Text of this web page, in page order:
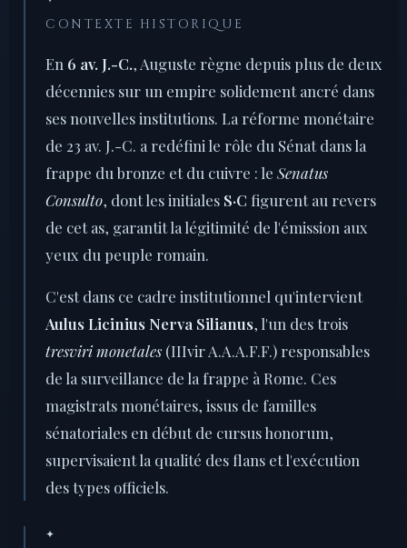
CONTEXTE HISTORIQUE
En 6 av. J.-C., Auguste règne depuis plus de deux
décennies sur un empire solidement ancré dans
ses nouvelles institutions. La réforme monétaire
de 23 av. J.-C. a redéfini le rôle du Sénat dans la
frappe du bronze et du cuivre : le Senatus
Consulto, dont les initiales S·C figurent au revers
de cet as, garantit la légitimité de l'émission aux
yeux du peuple romain.
C'est dans ce cadre institutionnel qu'intervient
Aulus Licinius Nerva Silianus, l'un des trois
tresviri monetales (IIIvir A.A.A.F.F.) responsables
de la surveillance de la frappe à Rome. Ces
magistrats monétaires, issus de familles
sénatoriales en début de cursus honorum,
supervisaient la qualité des flans et l'exécution
des types officiels.
✦